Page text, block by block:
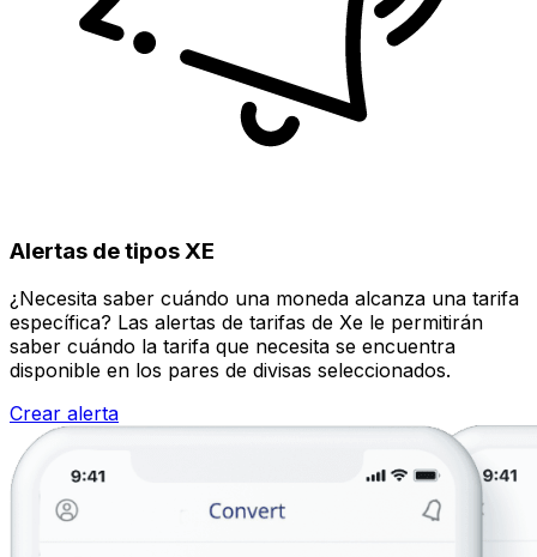
Alertas de tipos XE
¿Necesita saber cuándo una moneda alcanza una tarifa
específica? Las alertas de tarifas de Xe le permitirán
saber cuándo la tarifa que necesita se encuentra
disponible en los pares de divisas seleccionados.
Crear alerta